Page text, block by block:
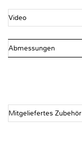
Video
Abmessungen
Mitgeliefertes Zubehör